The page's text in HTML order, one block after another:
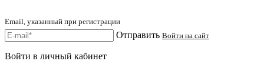
Email, указанный при регистрации
Отправить Войти на сайт
Войти в личный кабинет